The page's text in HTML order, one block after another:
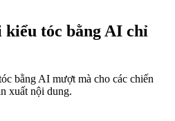
kiểu tóc bằng AI chỉ
bằng AI mượt mà cho các chiến
xuất nội dung.